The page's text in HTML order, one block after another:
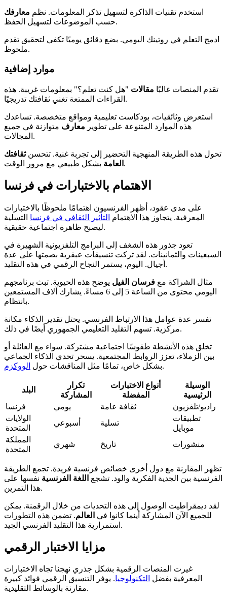
استخدم تقنيات الذاكرة لتسهيل تذكر المعلومات. نظم معارفك
حسب الموضوعات لتسهيل الحفظ.
ادمج التعلم في روتينك اليومي. بضع دقائق يوميًا تكفي لتحقيق تقدم
ملحوظ.
موارد إضافية
تقدم المنصات غالبًا مقالات "هل كنت تعلم؟" بمعلومات غريبة. هذه
القراءات الممتعة تغني ثقافتك تدريجيًا.
استعرض وثائقيات، بودكاست تعليمية ومواقع متخصصة. تساعدك
هذه الموارد المتنوعة على تطوير معارف متوازنة في جميع
المجالات.
تحول هذه الطريقة المنهجية التحضير إلى تجربة غنية. تتحسنثقافتك
العامة بشكل طبيعي مع مرور الوقت.
الاهتمام بالاختبارات في فرنسا
على مدى عقود، أظهر الفرنسيون اهتمامًا ملحوظًا بالاختبارات
المعرفية. يتجاوز هذا الاهتمام التأثير الثقافي في فرنسا التسلية
ليصبح ظاهرة اجتماعية حقيقية.
تعود جذور هذه الشغف إلى البرامج التلفزيونية الشهيرة في
السبعينات والثمانينات. لقد تركت تنسيقات عبقرية بصمتها على عدة
أجيال. اليوم، يستمر النجاح الرقمي في هذه التقليد.
مثال الشراكة مع فرسان الفيل يوضح هذه الحيوية. تبث برنامجهم
اليومي محتوى من الساعة 5 إلى 6 مساءً. يشارك آلاف المستمعين
بانتظام.
تفسر عدة عوامل هذا الارتباط الفرنسي. يحتل تقدير الذكاء مكانة
مركزية. تسهم التقليد التعليمي الجمهوري أيضًا في ذلك.
تخلق هذه الأنشطة طقوسًا اجتماعية مشتركة. سواء مع العائلة أو
بين الزملاء، تعزز الروابط المجتمعية. يسحر تحدي الذكاء الجماعي
بشكل خاص، تمامًا مثل المناقشات حول الووكزم .
البلد
تكرار
المشاركة
أنواع الاختبارات
المفضلة
الوسيلة
الرئيسية
فرنسا
يومي ثقافة عامة
راديو/تلفزيون
الولايات
المتحدة
أسبوعي تسلية
تطبيقات
موبايل
المملكة
المتحدة
شهري تاريخ منشورات
تظهر المقارنة مع دول أخرى خصائص فرنسية فريدة. تجمع الطريقة
الفرنسية بين الجدية الفكرية والود. تشجع اللغة الفرنسية نفسها على
هذا التمرين.
لقد ديمقراطيت الوصول إلى هذه التحديات من خلال الرقمنة. يمكن
للجميع الآن المشاركة أينما كانوا في العالم. تضمن هذه التطورات
استمرارية هذا التقليد الفرنسي الجيد.
مزايا الاختبار الرقمي
غيرت المنصات الرقمية بشكل جذري نهجنا تجاه الاختبارات
المعرفية بفضل التكنولوجيا. يوفر التنسيق الرقمي فوائد كبيرة
مقارنة بالوسائط التقليدية.